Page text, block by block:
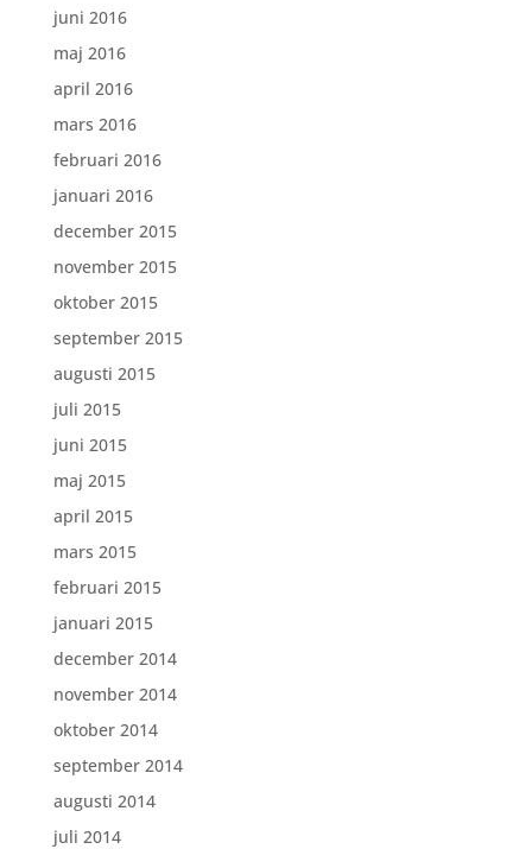
juni 2016
maj 2016
april 2016
mars 2016
februari 2016
januari 2016
december 2015
november 2015
oktober 2015
september 2015
augusti 2015
juli 2015
juni 2015
maj 2015
april 2015
mars 2015
februari 2015
januari 2015
december 2014
november 2014
oktober 2014
september 2014
augusti 2014
juli 2014